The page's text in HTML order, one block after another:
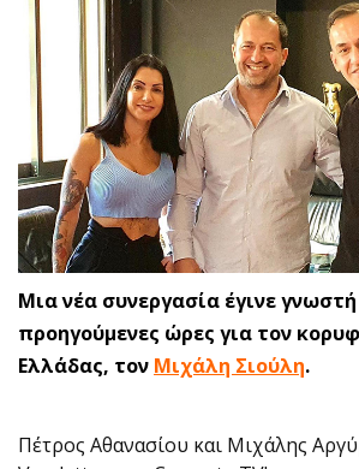
Μια νέα συνεργασία έγινε γνωστή
προηγούμενες ώρες για τον
Ελλάδας, τον Μιχάλη Σιούλη.
Πέτρος Αθανασίου και Μιχάλης